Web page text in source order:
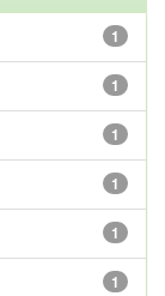
1
1
1
1
1
1